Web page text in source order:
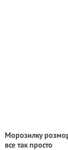
Морозилку
все так просто